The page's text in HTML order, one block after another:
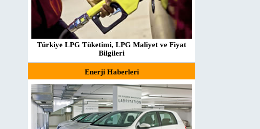
Türkiye LPG Tüketimi, LPG Maliyet ve Fiyat
Bilgileri
Enerji Haberleri